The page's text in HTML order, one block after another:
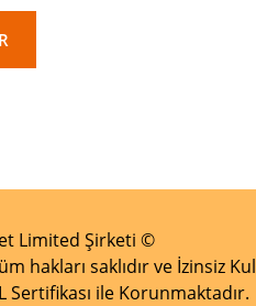
Limited Şirketi ©
hakları saklıdır ve İzinsiz
Sertifikası ile Korunmaktadır.